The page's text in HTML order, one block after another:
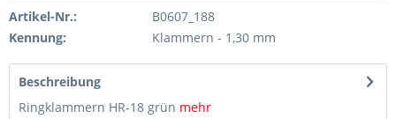
Artikel-Nr.:
B0607_188
Kennung:
Klammern - 1,30 mm
Beschreibung
Ringklammern HR-18 grün mehr